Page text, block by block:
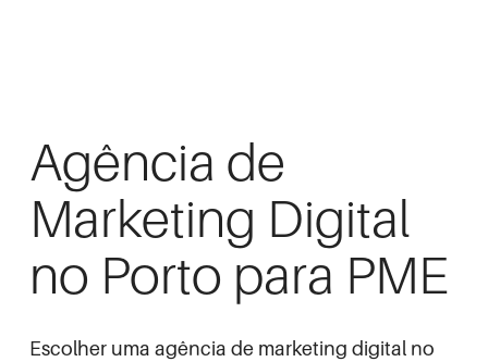
Agência de
Marketing Digital
no Porto para PME
Escolher uma agência de marketing digital no